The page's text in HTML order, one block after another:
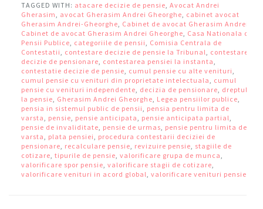
TAGGED WITH: atacare decizie de pensie, Avocat Andrei
Gherasim, avocat Gherasim Andrei Gheorghe, cabinet avocat
Gherasim Andrei-Gheorghe, Cabinet de avocat Gherasim Andrei
Cabinet de avocat Gherasim Andrei Gheorghe, Casa Nationala de
Pensii Publice, categoriile de pensii, Comisia Centrala de
Contestatii, contestare decizie de pensie la Tribunal, contestare
decizie de pensionare, contestarea pensiei la instanta,
contestatie decizie de pensie, cumul pensie cu alte venituri,
cumul pensie cu venituri din proprietate intelectuala, cumul
pensie cu venituri independente, decizia de pensionare, dreptul
la pensie, Gherasim Andrei Gheorghe, Legea pensiilor publice,
pensia in sistemul public de pensii, pensia pentru limita de
varsta, pensie, pensie anticipata, pensie anticipata partial,
pensie de invaliditate, pensie de urmas, pensie pentru limita de
varsta, plata pensiei, procedura contestarii deciziei de
pensionare, recalculare pensie, revizuire pensie, stagiile de
cotizare, tipurile de pensie, valorificare grupa de munca,
valorificare spor pensie, valorificare stagii de cotizare,
valorificare venituri in acord global, valorificare venituri pensie